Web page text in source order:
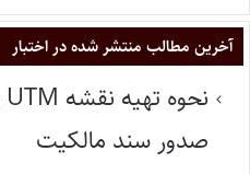
آخرین مطالب منتشر شده در اختبار
صدور سند مالکیت